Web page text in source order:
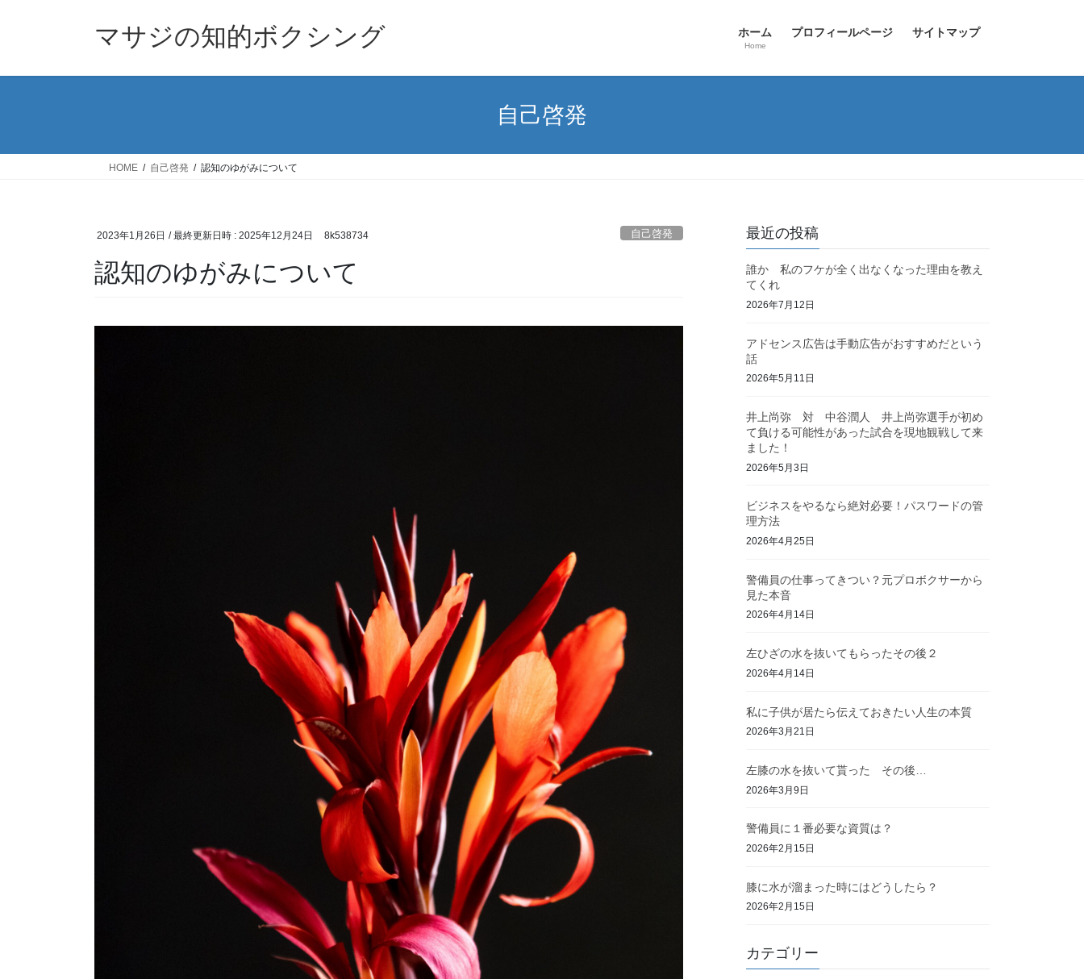
マサジの知的ボクシング ホーム
Home
プロフィールページ サイトマップ
自己啓発
HOME 自己啓発 認知のゆがみについて
2023年1月26日 / 最終更新日時 : 2025年12月24日 8k538734 自己啓発
認知のゆがみについて
最近の投稿
誰か 私のフケが全く出なくなった理由を教え
てくれ
2026年7月12日
アドセンス広告は手動広告がおすすめだという
話
2026年5月11日
井上尚弥 対 中谷潤人 井上尚弥選手が初め
て負ける可能性があった試合を現地観戦して来
ました！
2026年5月3日
ビジネスをやるなら絶対必要！パスワードの管
理方法
2026年4月25日
警備員の仕事ってきつい？元プロボクサーから
見た本音
2026年4月14日
左ひざの水を抜いてもらったその後２
2026年4月14日
私に子供が居たら伝えておきたい人生の本質
2026年3月21日
左膝の水を抜いて貰った その後…
2026年3月9日
警備員に１番必要な資質は？
2026年2月15日
膝に水が溜まった時にはどうしたら？
2026年2月15日
カテゴリー